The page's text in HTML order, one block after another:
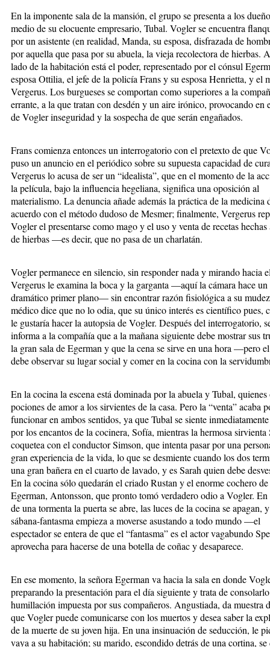
En la imponente sala de la mansión, el grupo se presenta a los
medio de su elocuente empresario, Tubal. Vogler se encuentra
por un asistente (en realidad, Manda, su esposa, disfrazada de
por aquella que pasa por su abuela, la vieja recolectora de hierbas.
lado de la habitación está el poder, representado por el cónsul
esposa Ottilia, el jefe de la policía Frans y su esposa Henrietta, y el
Vergerus. Los burgueses se comportan como superiores a la
errante, a la que tratan con desdén y un aire irónico, provocando en
de Vogler inseguridad y la sospecha de que serán engañados.
Frans comienza entonces un interrogatorio con el pretexto de que
puso un anuncio en el periódico sobre su supuesta capacidad de
Vergerus lo acusa de ser un “idealista”, que en el momento de la
la película, bajo la influencia hegeliana, significa una oposición al
materialismo. La denuncia añade además la práctica de la medicina
acuerdo con el método dudoso de Mesmer; finalmente, Vergerus
Vogler el presentarse como mago y el uso y venta de recetas hechas
de hierbas —es decir, que no pasa de un charlatán.
Vogler permanece en silencio, sin responder nada y mirando hacia
Vergerus le examina la boca y la garganta —aquí la cámara hace un
dramático primer plano— sin encontrar razón fisiológica a su
médico dice que no lo odia, que su único interés es científico pues,
le gustaría hacer la autopsia de Vogler. Después del interrogatorio,
informa a la compañía que a la mañana siguiente debe mostrar sus
la gran sala de Egerman y que la cena se sirve en una hora —pero
debe observar su lugar social y comer en la cocina con la
En la cocina la escena está dominada por la abuela y Tubal,
pociones de amor a los sirvientes de la casa. Pero la “venta” acaba
funcionar en ambos sentidos, ya que Tubal se siente
por los encantos de la cocinera, Sofía, mientras la hermosa sirvienta
coquetea con el conductor Simson, que intenta pasar por una
gran experiencia de la vida, lo que se desmiente cuando los dos
una gran bañera en el cuarto de lavado, y es Sarah quien debe
En la cocina sólo quedarán el criado Rustan y el enorme cochero de
Egerman, Antonsson, que pronto tomó verdadero odio a Vogler.
de una tormenta la puerta se abre, las luces de la cocina se apagan,
sábana-fantasma empieza a moverse asustando a todo mundo —el
espectador se entera de que el “fantasma” es el actor vagabundo
aprovecha para hacerse de una botella de coñac y desaparece.
En ese momento, la señora Egerman va hacia la sala en donde
preparando la presentación para el día siguiente y trata de
humillación impuesta por sus compañeros. Angustiada, da muestra
que Vogler puede comunicarse con los muertos y desea saber la
de la muerte de su joven hija. En una insinuación de seducción, le
vaya a su habitación; su marido, escondido detrás de una cortina, se